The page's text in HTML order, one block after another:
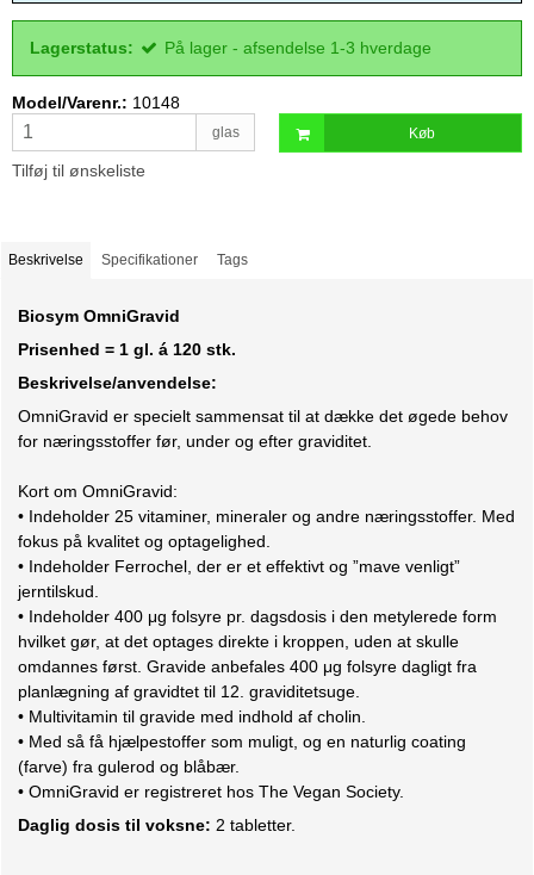
Lagerstatus: På lager - afsendelse 1-3 hverdage
Model/Varenr.: 10148
glas Køb
Tilføj til ønskeliste
Beskrivelse Specifikationer Tags
Biosym OmniGravid
Prisenhed = 1 gl. á 120 stk.
Beskrivelse/anvendelse:
OmniGravid er specielt sammensat til at dække det øgede behov
for næringsstoffer før, under og efter graviditet.
Kort om OmniGravid:
• Indeholder 25 vitaminer, mineraler og andre næringsstoffer. Med
fokus på kvalitet og optagelighed.
• Indeholder Ferrochel, der er et effektivt og ”mave venligt”
jerntilskud.
• Indeholder 400 μg folsyre pr. dagsdosis i den metylerede form
hvilket gør, at det optages direkte i kroppen, uden at skulle
omdannes først. Gravide anbefales 400 μg folsyre dagligt fra
planlægning af gravidtet til 12. graviditetsuge.
• Multivitamin til gravide med indhold af cholin.
• Med så få hjælpestoffer som muligt, og en naturlig coating
(farve) fra gulerod og blåbær.
• OmniGravid er registreret hos The Vegan Society.
Daglig dosis til voksne: 2 tabletter.